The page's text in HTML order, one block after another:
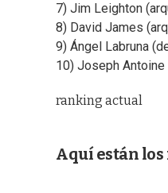
7) Jim Leighton
8) David James
9) Ángel Labruna
10) Joseph Antoine
ranking actual
Aquí están los